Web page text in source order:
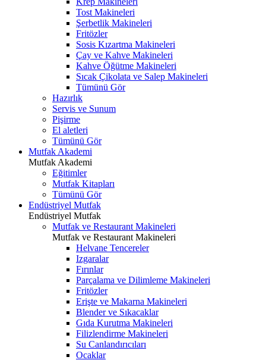
Tost Makineleri
Şerbetlik Makineleri
Fritözler
Sosis Kızartma Makineleri
Çay ve Kahve Makineleri
Kahve Öğütme Makineleri
Sıcak Çikolata ve Salep Makineleri
Tümünü Gör
Hazırlık
Servis ve Sunum
Pişirme
El aletleri
Tümünü Gör
Mutfak Akademi
Mutfak Akademi
Eğitimler
Mutfak Kitapları
Tümünü Gör
Endüstriyel Mutfak
Endüstriyel Mutfak
Mutfak ve Restaurant Makineleri
Mutfak ve Restaurant Makineleri
Helvane Tencereler
Izgaralar
Fırınlar
Parçalama ve Dilimleme Makineleri
Fritözler
Erişte ve Makarna Makineleri
Blender ve Sıkacaklar
Gıda Kurutma Makineleri
Filizlendirme Makineleri
Su Canlandırıcıları
Ocaklar